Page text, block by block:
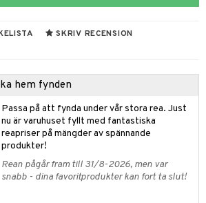
SKRIV RECENSION
hem fynden
Passa på att fynda under vår stora rea. Just
nu är varuhuset fyllt med fantastiska
reapriser på mängder av spännande
produkter!
Rean pågår fram till 31/8-2026, men var
snabb - dina favoritprodukter kan fort ta slut!